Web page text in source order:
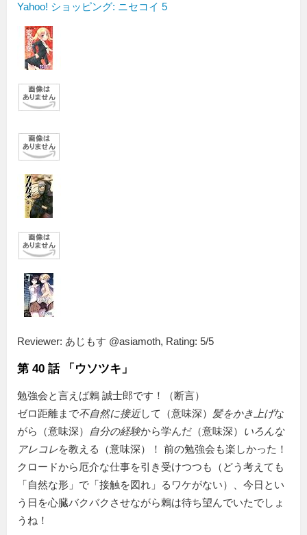
Yahoo! ショッピング: ニセコイ 5
Reviewer: あじもす @asiamoth, Rating: 5/5
第 40 話 「ウソツキ」
勉強会と言えば鶇 誠士郎です！（断言）
ゼロ距離まで不自然に接近して（意味深） 髪をかき上げな
がら（意味深）
自分の経験から学んだ（意味深）
いろんな
アレコレを教える（意味深）！ 前の勉強会も楽しかった！
クロードから厄介な仕事を引き受けつつも（どう考えても
自然な形
で 接触を図れ
るワケがない）、今日とい
う日を心臓バクバクさせながら鶇は待ち望んでいたでしょ
うね！